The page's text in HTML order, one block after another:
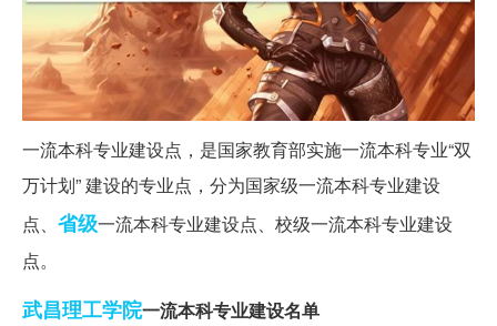
一流本科专业建设点，是国家教育部实施一流本科专业“双
万计划” 建设的专业点，分为国家级一流本科专业建设
点、 省级一流本科专业建设点、校级一流本科专业建设
点。
武昌理工学院一流本科专业建设名单